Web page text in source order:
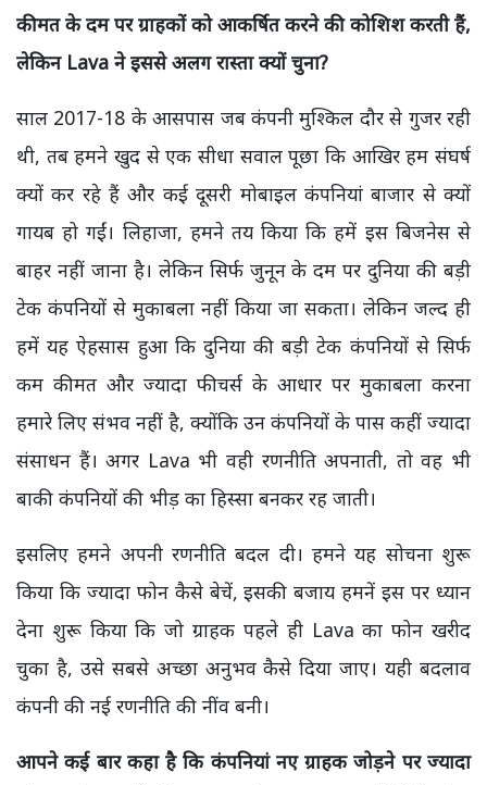
कीमत के दम पर ग्राहकों को आकर्षित करने की कोशिश करती हैं,
लेकिन Lava ने इससे अलग रास्ता क्यों चुना?
साल 2017-18 के आसपास जब कंपनी मुश्किल दौर से गुजर रही
थी, तब हमने खुद से एक सीधा सवाल पूछा कि आखिर हम संघर्ष
क्यों कर रहे हैं और कई दूसरी मोबाइल कंपनियां बाजार से क्यों
गायब हो गईं। लिहाजा, हमने तय किया कि हमें इस बिजनेस से
बाहर नहीं जाना है। लेकिन सिर्फ जुनून के दम पर दुनिया की बड़ी
टेक कंपनियों से मुकाबला नहीं किया जा सकता। लेकिन जल्द ही
हमें यह ऐहसास हुआ कि दुनिया की बड़ी टेक कंपनियों से सिर्फ
कम कीमत और ज्यादा फीचर्स के आधार पर मुकाबला करना
हमारे लिए संभव नहीं है, क्योंकि उन कंपनियों के पास कहीं ज्यादा
संसाधन हैं। अगर Lava भी वही रणनीति अपनाती, तो वह भी
बाकी कंपनियों की भीड़ का हिस्सा बनकर रह जाती।
इसलिए हमने अपनी रणनीति बदल दी। हमने यह सोचना शुरू
किया कि ज्यादा फोन कैसे बेचें, इसकी बजाय हमनें इस पर ध्यान
देना शुरू किया कि जो ग्राहक पहले ही Lava का फोन खरीद
चुका है, उसे सबसे अच्छा अनुभव कैसे दिया जाए। यही बदलाव
कंपनी की नई रणनीति की नींव बनी।
आपने कई बार कहा है कि कंपनियां नए ग्राहक जोड़ने पर ज्यादा